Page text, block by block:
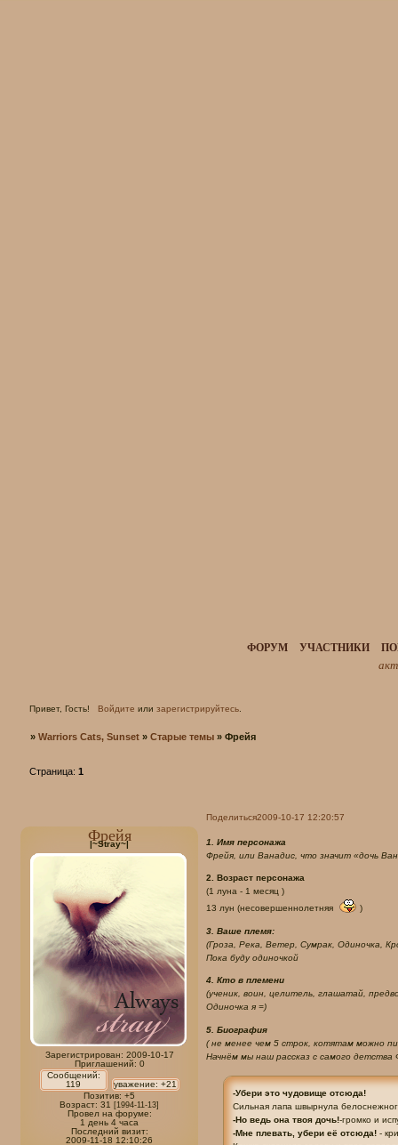
ФОРУМ УЧАСТНИКИ
Привет, Гость! Войдите или зарегистрируйтесь.
»Warriors Cats, Sunset »Старые темы »Фрейя
Страница:1
Поделиться2009-10-17 12:20:57
Фрейя
|~Stray~|
Зарегистрирован: 2009-10-17
Приглашений: 0
Сообщений:
119
уважение: +21
Позитив: +5
Возраст: 31 [1994-11-13]
Провел на форуме:
1 день 4 часа
Последний визит:
2009-11-18 12:10:26
1. Имя персонажа
Фрейя, или Ванадис, что значит «дочь
2. Возраст персонажа
(1 луна - 1 месяц )
13 лун (несовершеннолетняя
)
3. Ваше племя:
(Гроза, Река, Ветер, Сумрак, Одиночка,
Пока буду одиночкой
4. Кто в племени
(ученик, воин, целитель, глашатай,
Одиночка я =)
5. Биография
( не менее чем 5 строк, котятам можно
Начнём мы наш рассказ с самого детства
-Убери это чудовище отсюда!
Сильная лапа швырнула
-Но ведь она твоя дочь!-громко и
-Мне плевать, убери её отсюда! -